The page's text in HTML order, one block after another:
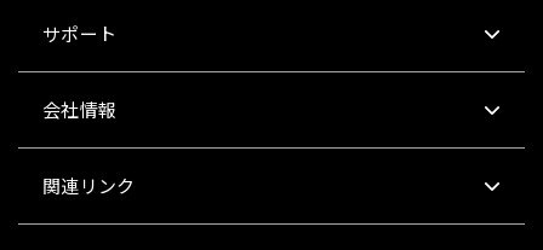
サポート
会社情報
関連リンク